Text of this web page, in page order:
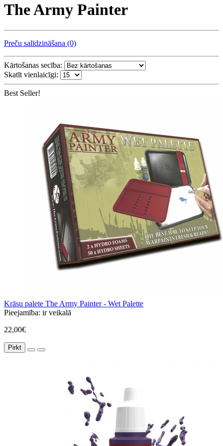
The Army Painter
Preču salīdzināšana (0)
Kārtošanas secība:
Skatīt vienlaicīgi:
Best Seller!
Krāsu palete The Army Painter - Wet Palette
Pieejamība: ir veikalā
22,00€
Pirkt